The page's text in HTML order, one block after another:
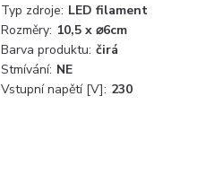
Typ zdroje: LED filament
Rozměry: 10,5 x ⌀6cm
Barva produktu: čirá
Stmívání: NE
Vstupní napětí [V]: 230